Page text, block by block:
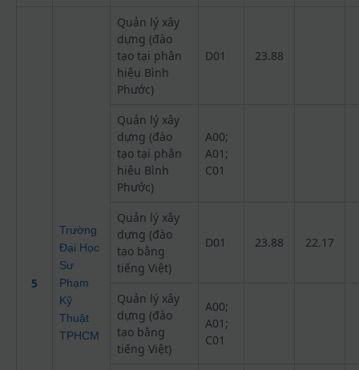
5
Trường
Đại Học
Sư
Phạm
Kỹ
Thuật
TPHCM
Quản lý xây
dựng (đào
tạo tại phân
hiệu Bình
Phước)
D01 23.88
Quản lý xây
dựng (đào
tạo tại phân
hiệu Bình
Phước)
A00;
A01;
C01
Quản lý xây
dựng (đào
tạo bằng
tiếng Việt)
D01 23.88 22.17
Quản lý xây
dựng (đào
tạo bằng
tiếng Việt)
A00;
A01;
C01